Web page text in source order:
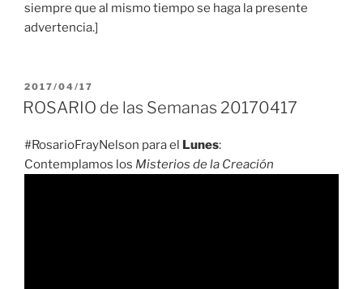
siempre que al mismo tiempo se haga la presente
advertencia.]
PUBLICADO
EL
2017/04/17
ROSARIO de las Semanas 20170417
#RosarioFrayNelson para el Lunes:
Contemplamos los Misterios de la Creación